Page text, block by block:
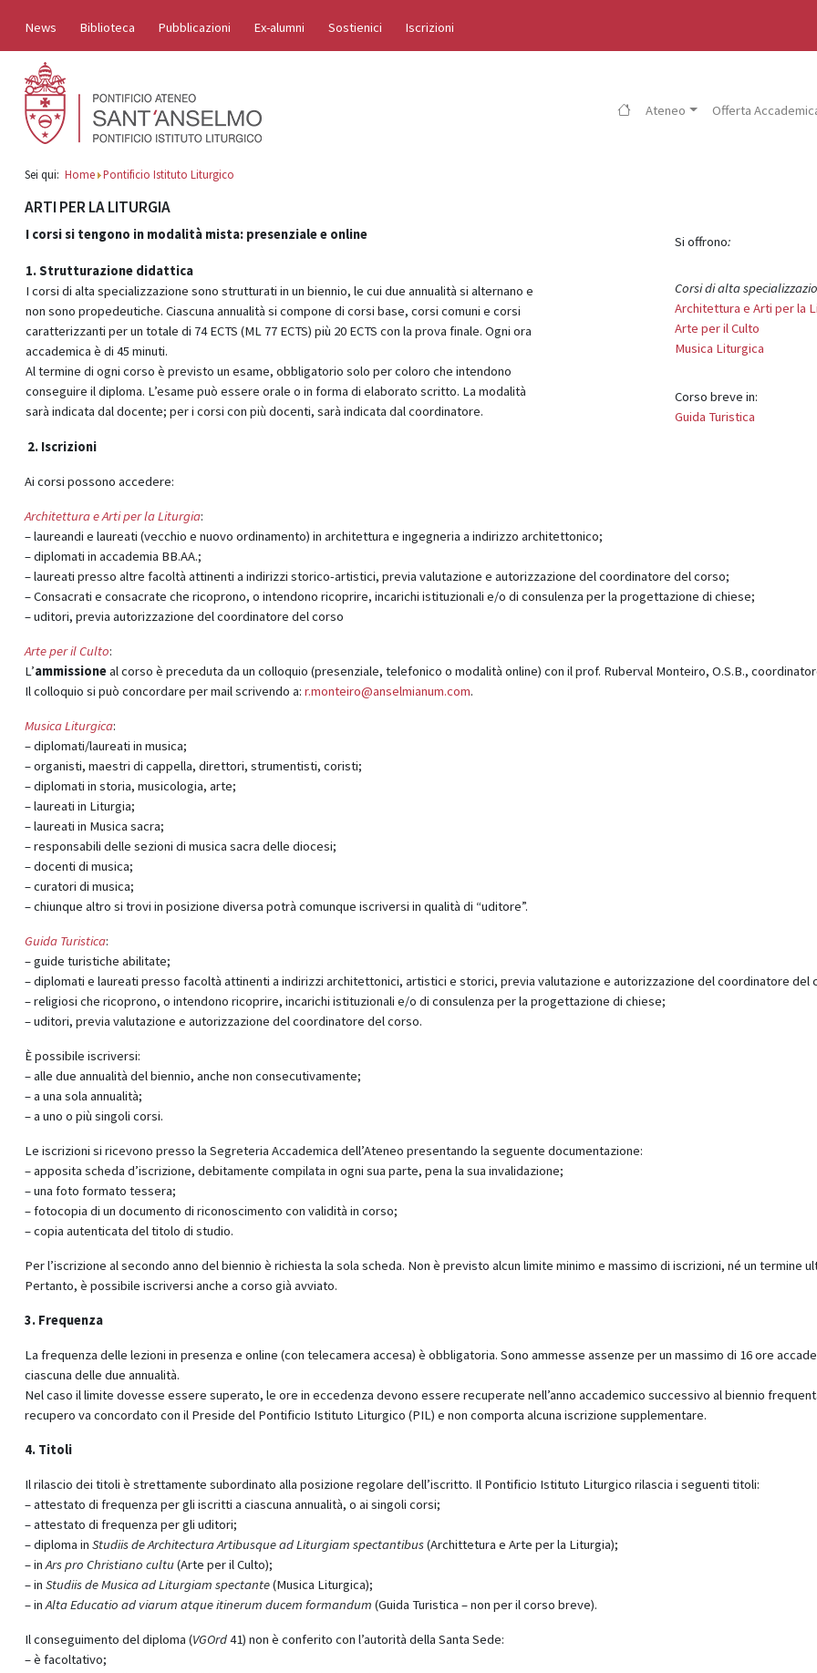
News Biblioteca Pubblicazioni Ex-alumni Sostienici Iscrizioni
Ateneo Offerta
Sei qui: Home Pontificio Istituto Liturgico
ARTI PER LA LITURGIA
I corsi si tengono in modalità mista: presenziale e online Si offrono:
1. Strutturazione didattica
I corsi di alta specializzazione sono strutturati in un biennio, le cui due annualità si alternano e
non sono propedeutiche. Ciascuna annualità si compone di corsi base, corsi comuni e corsi
caratterizzanti per un totale di 74 ECTS (ML 77 ECTS) più 20 ECTS con la prova finale. Ogni ora
accademica è di 45 minuti.
Al termine di ogni corso è previsto un esame, obbligatorio solo per coloro che intendono
conseguire il diploma. L’esame può essere orale o in forma di elaborato scritto. La modalità
sarà indicata dal docente; per i corsi con più docenti, sarà indicata dal coordinatore.
Corsi di alta
Architettura e Arti per la
Arte per il Culto
Musica Liturgica
Corso breve in:
Guida Turistica
2. Iscrizioni
Ai corsi possono accedere:
Architettura e Arti per la Liturgia:
– laureandi e laureati (vecchio e nuovo ordinamento) in architettura e ingegneria a indirizzo architettonico;
– diplomati in accademia BB.AA.;
– laureati presso altre facoltà attinenti a indirizzi storico-artistici, previa valutazione e autorizzazione del coordinatore del corso;
– Consacrati e consacrate che ricoprono, o intendono ricoprire, incarichi istituzionali e/o di consulenza per la progettazione di chiese;
– uditori, previa autorizzazione del coordinatore del corso
Arte per il Culto:
L’ammissioneal corso è preceduta da un colloquio (presenziale, telefonico o modalità online) con il prof. Ruberval Monteiro, O.S.B.,
Il colloquio si può concordare per mail scrivendo a: r.monteiro@anselmianum.com.
Musica Liturgica:
– diplomati/laureati in musica;
– organisti, maestri di cappella, direttori, strumentisti, coristi;
– diplomati in storia, musicologia, arte;
– laureati in Liturgia;
– laureati in Musica sacra;
– responsabili delle sezioni di musica sacra delle diocesi;
– docenti di musica;
– curatori di musica;
– chiunque altro si trovi in posizione diversa potrà comunque iscriversi in qualità di “uditore”.
Guida Turistica:
– guide turistiche abilitate;
– diplomati e laureati presso facoltà attinenti a indirizzi architettonici, artistici e storici, previa valutazione e autorizzazione del coordinatore del
– religiosi che ricoprono, o intendono ricoprire, incarichi istituzionali e/o di consulenza per la progettazione di chiese;
– uditori, previa valutazione e autorizzazione del coordinatore del corso.
È possibile iscriversi:
– alle due annualità del biennio, anche non consecutivamente;
– a una sola annualità;
– a uno o più singoli corsi.
Le iscrizioni si ricevono presso la Segreteria Accademica dell’Ateneo presentando la seguente documentazione:
– apposita scheda d’iscrizione, debitamente compilata in ogni sua parte, pena la sua invalidazione;
– una foto formato tessera;
– fotocopia di un documento di riconoscimento con validità in corso;
– copia autenticata del titolo di studio.
Per l’iscrizione al secondo anno del biennio è richiesta la sola scheda. Non è previsto alcun limite minimo e massimo di iscrizioni, né un termine
Pertanto, è possibile iscriversi anche a corso già avviato.
3. Frequenza
La frequenza delle lezioni in presenza e online (con telecamera accesa) è obbligatoria. Sono ammesse assenze per un massimo di 16 ore
ciascuna delle due annualità.
Nel caso il limite dovesse essere superato, le ore in eccedenza devono essere recuperate nell’anno accademico successivo al biennio
recupero va concordato con il Preside del Pontificio Istituto Liturgico (PIL) e non comporta alcuna iscrizione supplementare.
4. Titoli
Il rilascio dei titoli è strettamente subordinato alla posizione regolare dell’iscritto. Il Pontificio Istituto Liturgico rilascia i seguenti titoli:
– attestato di frequenza per gli iscritti a ciascuna annualità, o ai singoli corsi;
– attestato di frequenza per gli uditori;
– diploma in Studiis de Architectura Artibusque ad Liturgiam spectantibus(Archittetura e Arte per la Liturgia);
– inArs pro Christiano cultu(Arte per il Culto);
– in Studiis de Musica ad Liturgiam spectante(Musica Liturgica);
– inAlta Educatio ad viarum atque itinerum ducem formandum (Guida Turistica – non per il corso breve).
Il conseguimento del diploma (VGOrd41) non è conferito con l’autorità della Santa Sede:
– è facoltativo;